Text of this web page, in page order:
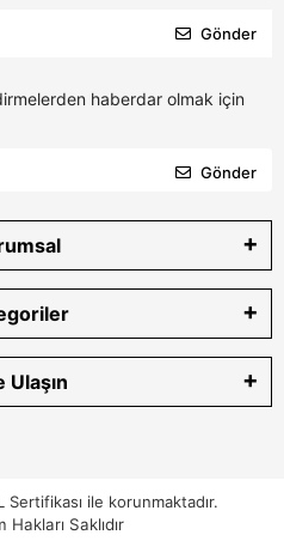
Gönder
haberdar olmak için
Gönder
Ulaşın
ile korunmaktadır.
Hakları Saklıdır